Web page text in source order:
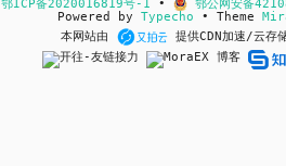
鄂ICP备2020016819号-1 •
鄂公网安备
Powered by Typecho • Theme
本网站由
提供CDN加速/云存